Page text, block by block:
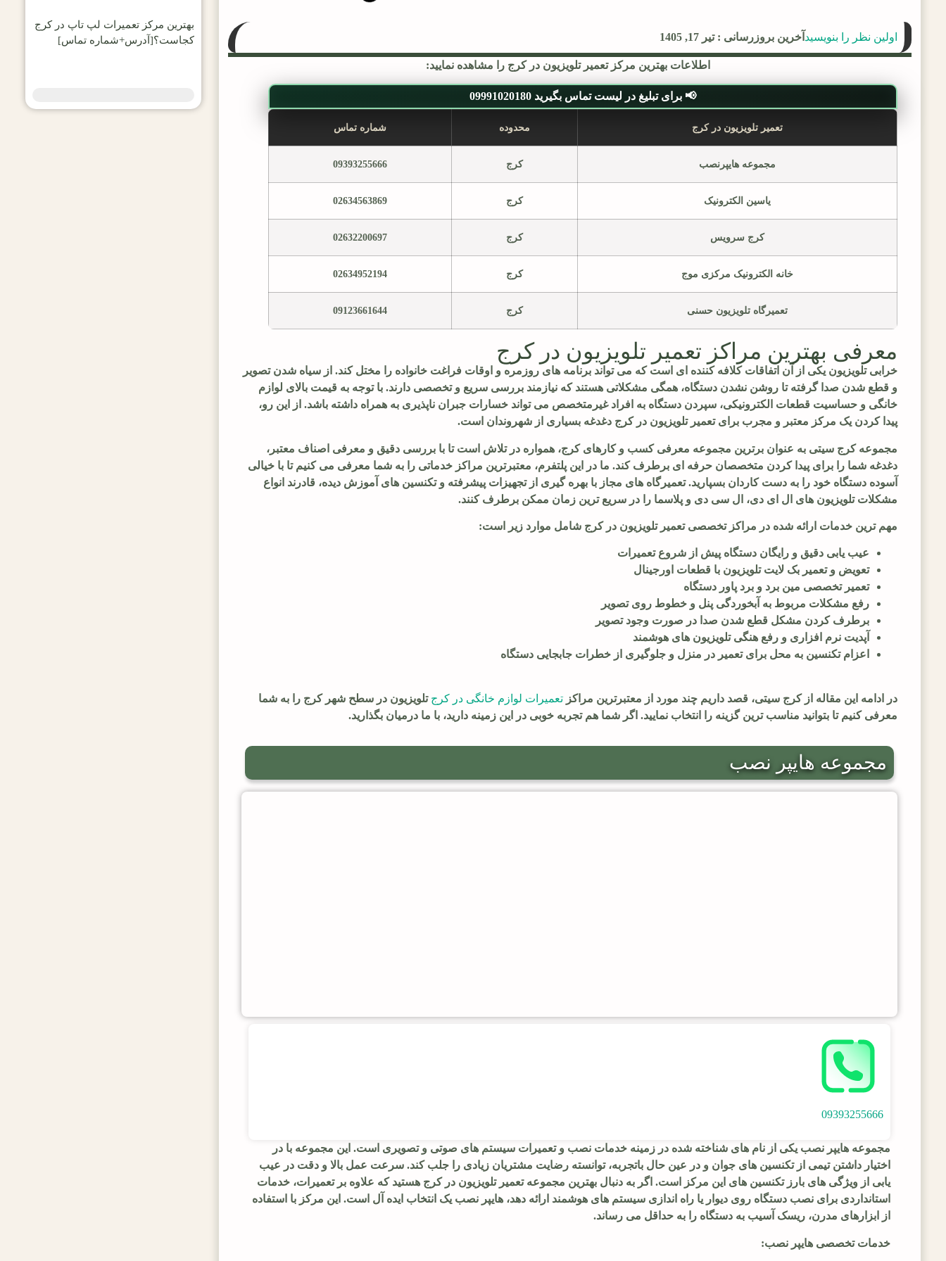
اولین نظر را بنویسید آخرین بروزرسانی : تیر 17, 1405
اطلاعات بهترین مرکز تعمیر تلویزیون در کرج را مشاهده نمایید:
📢 برای تبلیغ در لیست تماس بگیرید 09991020180
تعمیر تلویزیون در کرج محدوده شماره تماس
مجموعه هایپرنصب کرج 09393255666
یاسین الکترونیک کرج 02634563869
کرج سرویس کرج 02632200697
خانه الکترونیک مرکزی موج کرج 02634952194
تعمیرگاه تلویزیون حسنی کرج 09123661644
معرفی بهترین مراکز تعمیر تلویزیون در کرج
خرابی تلویزیون یکی از آن اتفاقات کلافه کننده ای است که می تواند برنامه های روزمره و اوقات فراغت خانواده را مختل کند. از سیاه شدن تصویر
و قطع شدن صدا گرفته تا روشن نشدن دستگاه، همگی مشکلاتی هستند که نیازمند بررسی سریع و تخصصی دارند. با توجه به قیمت بالای لوازم
خانگی و حساسیت قطعات الکترونیکی، سپردن دستگاه به افراد غیرمتخصص می تواند خسارات جبران ناپذیری به همراه داشته باشد. از این رو،
پیدا کردن یک مرکز معتبر و مجرب برای تعمیر تلویزیون در کرج دغدغه بسیاری از شهروندان است.
مجموعه کرج سیتی به عنوان برترین مجموعه معرفی کسب و کارهای کرج، همواره در تلاش است تا با بررسی دقیق و معرفی اصناف معتبر،
دغدغه شما را برای پیدا کردن متخصصان حرفه ای برطرف کند. ما در این پلتفرم، معتبرترین مراکز خدماتی را به شما معرفی می کنیم تا با خیالی
آسوده دستگاه خود را به دست کاردان بسپارید. تعمیرگاه های مجاز با بهره گیری از تجهیزات پیشرفته و تکنسین های آموزش دیده، قادرند انواع
مشکلات تلویزیون های ال ای دی، ال سی دی و پلاسما را در سریع ترین زمان ممکن برطرف کنند.
مهم ترین خدمات ارائه شده در مراکز تخصصی تعمیر تلویزیون در کرج شامل موارد زیر است:
عیب یابی دقیق و رایگان دستگاه پیش از شروع تعمیرات
تعویض و تعمیر بک لایت تلویزیون با قطعات اورجینال
تعمیر تخصصی مین برد و برد پاور دستگاه
رفع مشکلات مربوط به آبخوردگی پنل و خطوط روی تصویر
برطرف کردن مشکل قطع شدن صدا در صورت وجود تصویر
آپدیت نرم افزاری و رفع هنگی تلویزیون های هوشمند
اعزام تکنسین به محل برای تعمیر در منزل و جلوگیری از خطرات جابجایی دستگاه
در ادامه این مقاله از کرج سیتی، قصد داریم چند مورد از معتبرترین مراکز تعمیرات لوازم خانگی در کرج تلویزیون در سطح شهر کرج را به شما
معرفی کنیم تا بتوانید مناسب ترین گزینه را انتخاب نمایید. اگر شما هم تجربه خوبی در این زمینه دارید، با ما درمیان بگذارید.
مجموعه هایپر نصب
09393255666
مجموعه هایپر نصب یکی از نام های شناخته شده در زمینه خدمات نصب و تعمیرات سیستم های صوتی و تصویری است. این مجموعه با در
اختیار داشتن تیمی از تکنسین های جوان و در عین حال باتجربه، توانسته رضایت مشتریان زیادی را جلب کند. سرعت عمل بالا و دقت در عیب
یابی از ویژگی های بارز تکنسین های این مرکز است. اگر به دنبال بهترین مجموعه تعمیر تلویزیون در کرج هستید که علاوه بر تعمیرات، خدمات
استانداردی برای نصب دستگاه روی دیوار یا راه اندازی سیستم های هوشمند ارائه دهد، هایپر نصب یک انتخاب ایده آل است. این مرکز با استفاده
از ابزارهای مدرن، ریسک آسیب به دستگاه را به حداقل می رساند.
خدمات تخصصی هایپر نصب:
بهترین مرکز تعمیرات لپ تاپ در کرج
کجاست؟[آدرس+شماره تماس]